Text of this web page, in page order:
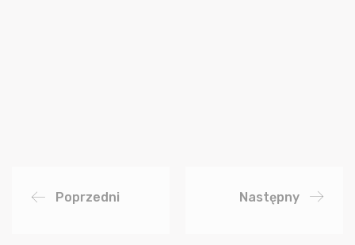
Poprzedni Następny